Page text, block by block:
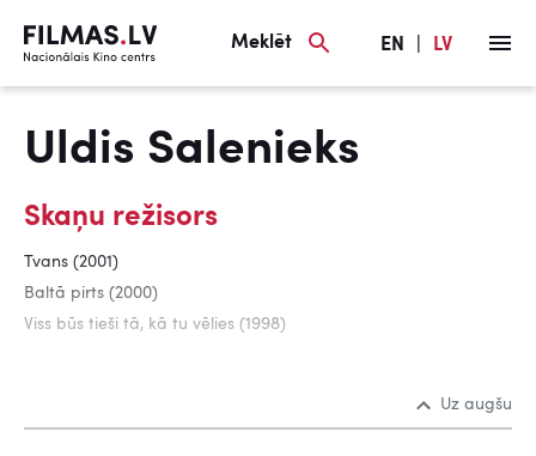
Meklēt EN LV
Uldis Salenieks
Skaņu režisors
Tvans (2001)
Baltā pirts (2000)
Viss būs tieši tā, kā tu vēlies (1998)
Uz augšu